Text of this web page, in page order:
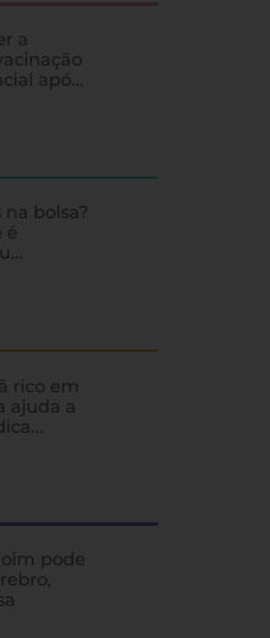
tardio e
quase metade dos pacientes
a
após
bolsa?
é
rico em
ajuda a
pode